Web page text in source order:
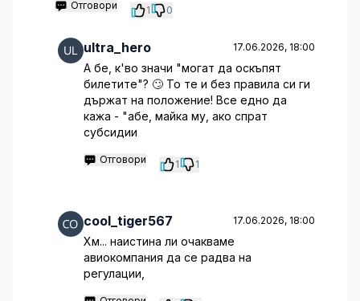
Отговори 1 0
ultra_hero 17.06.2026, 18:00
А бе, к'во значи "могат да оскъпят
билетите"? 🙄 То те и без правила си ги
държат на положение! Все едно да
кажа - "абе, майка му, ако спрат
субсидии
Отговори 1 1
cool_tiger567 17.06.2026, 18:00
Хм... наистина ли очакваме
авиокомпания да се радва на
регулации,